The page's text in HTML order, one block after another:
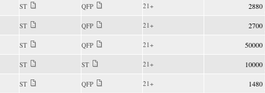
ST QFP 21+ 2880
ST QFP 21+ 2700
ST QFP 21+ 50000
ST ST 21+ 10000
ST QFP 21+ 1480